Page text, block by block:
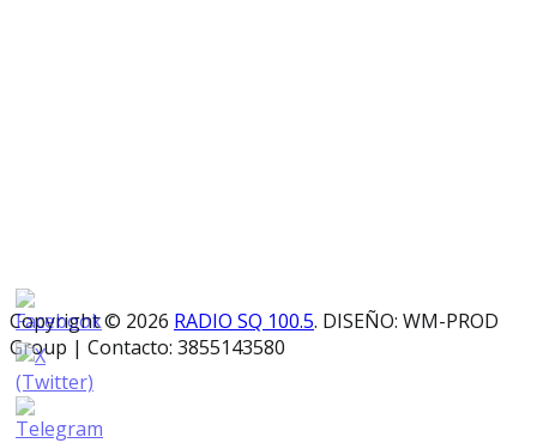
Copyright © 2026 RADIO SQ 100.5. DISEÑO: WM-PROD
Group | Contacto: 3855143580